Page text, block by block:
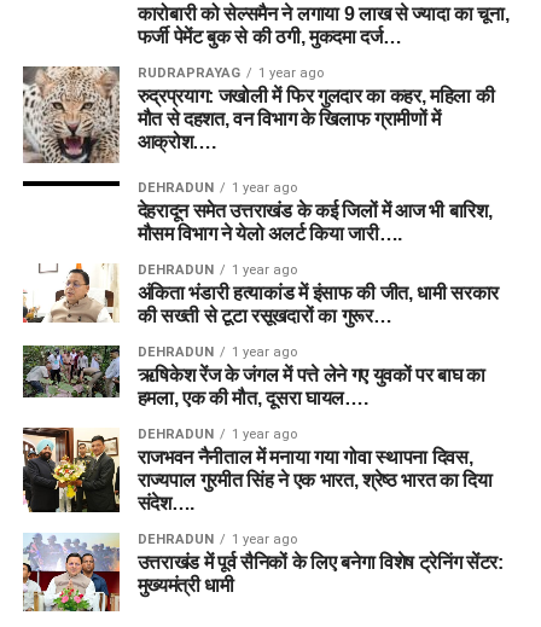
कारोबारी को सेल्समैन ने लगाया 9 लाख से ज्यादा का चूना,
फर्जी पेमेंट बुक से की ठगी, मुकदमा दर्ज…
RUDRAPRAYAG 1 year ago
रुद्रप्रयाग: जखोली में फिर गुलदार का कहर, महिला की
मौत से दहशत, वन विभाग के खिलाफ ग्रामीणों में
आक्रोश….
DEHRADUN 1 year ago
देहरादून समेत उत्तराखंड के कई जिलों में आज भी बारिश,
मौसम विभाग ने येलो अलर्ट किया जारी….
DEHRADUN 1 year ago
अंकिता भंडारी हत्याकांड में इंसाफ की जीत, धामी सरकार
की सख्ती से टूटा रसूखदारों का गुरूर…
DEHRADUN 1 year ago
ऋषिकेश रेंज के जंगल में पत्ते लेने गए युवकों पर बाघ का
हमला, एक की मौत, दूसरा घायल….
DEHRADUN 1 year ago
राजभवन नैनीताल में मनाया गया गोवा स्थापना दिवस,
राज्यपाल गुरमीत सिंह ने एक भारत, श्रेष्ठ भारत का दिया
संदेश….
DEHRADUN 1 year ago
उत्तराखंड में पूर्व सैनिकों के लिए बनेगा विशेष ट्रेनिंग सेंटर:
मुख्यमंत्री धामी